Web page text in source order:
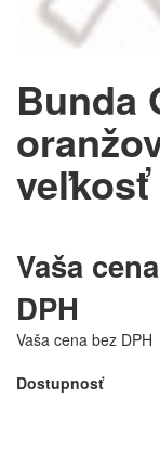
Bunda
veľkosť
Vaša
DPH
Vaša cena bez DPH
Dostupnosť